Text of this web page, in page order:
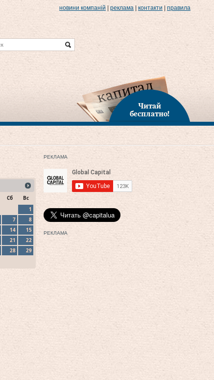
новини компаній реклама контакти правила
Читай
бесплатно!
Сб
Вс
1
7
8
14
15
21
22
28
29
РЕКЛАМА
РЕКЛАМА